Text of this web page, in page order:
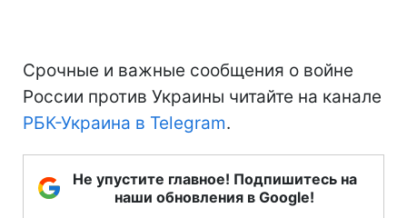
Срочные и важные сообщения о войне
России против Украины читайте на канале
РБК-Украина в Telegram.
Не упустите главное! Подпишитесь на
наши обновления в Google!